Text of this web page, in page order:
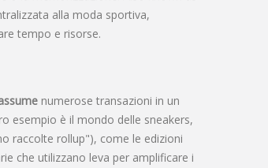
alla moda sportiva,
tempo e risorse.
numerose transazioni in un
esempio è il mondo delle sneakers,
raccolte rollup"), come le edizioni
che utilizzano leva per amplificare i